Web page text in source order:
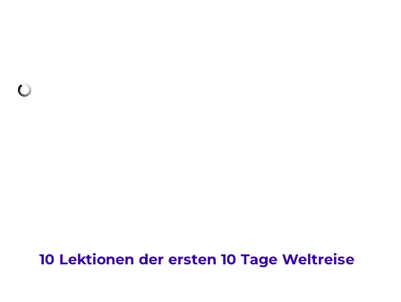
10 Lektionen der ersten 10 Tage Weltreise